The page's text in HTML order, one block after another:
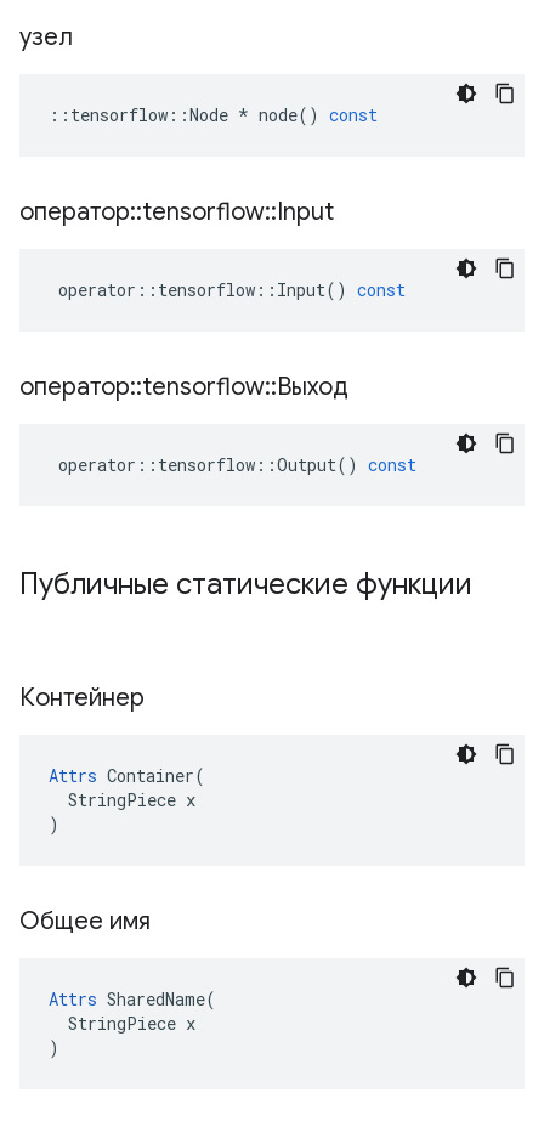
узел
:: tensorflow ::Node * node() const
оператор::tensorflow::Input
operator :: tensorflow :: Input() const
оператор::tensorflow::Выход
operator :: tensorflow ::Output() const
Публичные статические функции
Контейнер
Attrs Container(
  StringPiece x
)
Общее имя
Attrs SharedName(
  StringPiece x
)